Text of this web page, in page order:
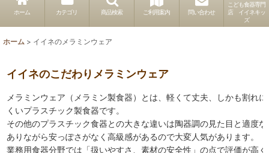
ホーム カテゴリ 商品検索 ご利用案内 問い合わせ
こども食器専門
店 イイネキッ
ズ
ホーム > イイネのメラミンウェア
イイネのこだわりメラミンウェア
メラミンウェア（メラミン製食器）とは、軽くて丈夫、しかも割れ
くいプラスチック製食器です。
その他のプラスチック食器との大きな違いは陶器調の見た目と適度
ありながら安っぽさがなく高級感があるので大変人気があります。
業務用食器分野では「扱いやすさ、素材の安全性」の点で評価が高